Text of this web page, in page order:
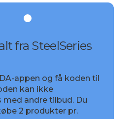
fra SteelSeries
appen og få koden til
kan ikke
med andre tilbud. Du
2 produkter pr.